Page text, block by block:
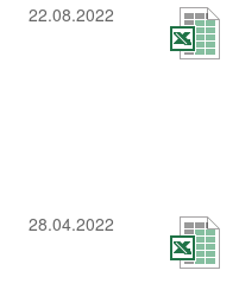
22.08.2022
28.04.2022